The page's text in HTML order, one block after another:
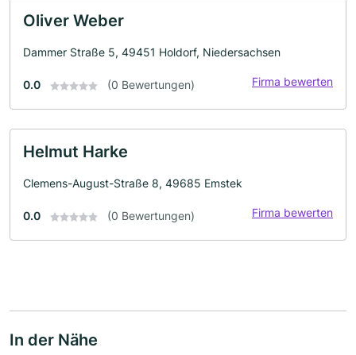
Oliver Weber
Dammer Straße 5, 49451 Holdorf, Niedersachsen
0.0 (0 Bewertungen) Firma bewerten
Helmut Harke
Clemens-August-Straße 8, 49685 Emstek
0.0 (0 Bewertungen) Firma bewerten
In der Nähe